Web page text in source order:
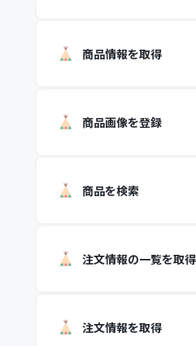
商品情報を取得
商品画像を登録
商品を検索
注文情報の一覧を取得
注文情報を取得